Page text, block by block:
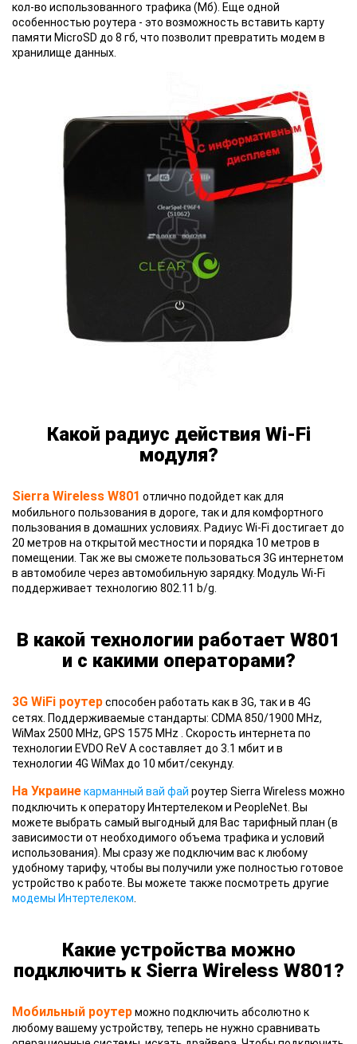
кол-во использованного трафика (Мб). Еще одной
особенностью роутера - это возможность вставить карту
памяти MicroSD до 8 гб, что позволит превратить модем в
хранилище данных.
Какой радиус действия Wi-Fi
модуля?
Sierra Wireless W801 отлично подойдет как для
мобильного пользования в дороге, так и для комфортного
пользования в домашних условиях. Радиус Wi-Fi достигает до
20 метров на открытой местности и порядка 10 метров в
помещении. Так же вы сможете пользоваться 3G интернетом
в автомобиле через автомобильную зарядку. Модуль Wi-Fi
поддерживает технологию 802.11 b/g.
В какой технологии работает W801
и с какими операторами?
3G WiFi роутерспособен работать как в 3G, так и в 4G
сетях. Поддерживаемые стандарты: CDMA 850/1900 MHz,
WiMax 2500 MHz, GPS 1575 MHz . Скорость интернета по
технологии EVDO ReV A составляет до 3.1 мбит и в
технологии 4G WiMax до 10 мбит/секунду.
На Украинекарманный вай фай роутер Sierra Wireless можно
подключить к оператору Интертелеком и PeopleNet. Вы
можете выбрать самый выгодный для Вас тарифный план (в
зависимости от необходимого объема трафика и условий
использования). Мы сразу же подключим вас к любому
удобному тарифу, чтобы вы получили уже полностью готовое
устройство к работе. Вы можете также посмотреть другие
модемы Интертелеком.
Какие устройства можно
подключить к Sierra Wireless W801?
Мобильный роутерможно подключить абсолютно к
любому вашему устройству, теперь не нужно сравнивать